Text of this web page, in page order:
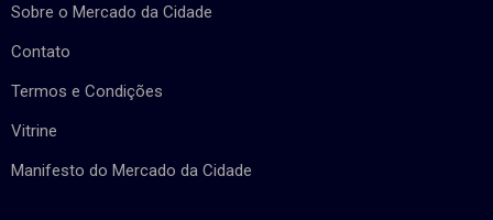
Sobre o Mercado da Cidade
Contato
Termos e Condições
Vitrine
Manifesto do Mercado da Cidade